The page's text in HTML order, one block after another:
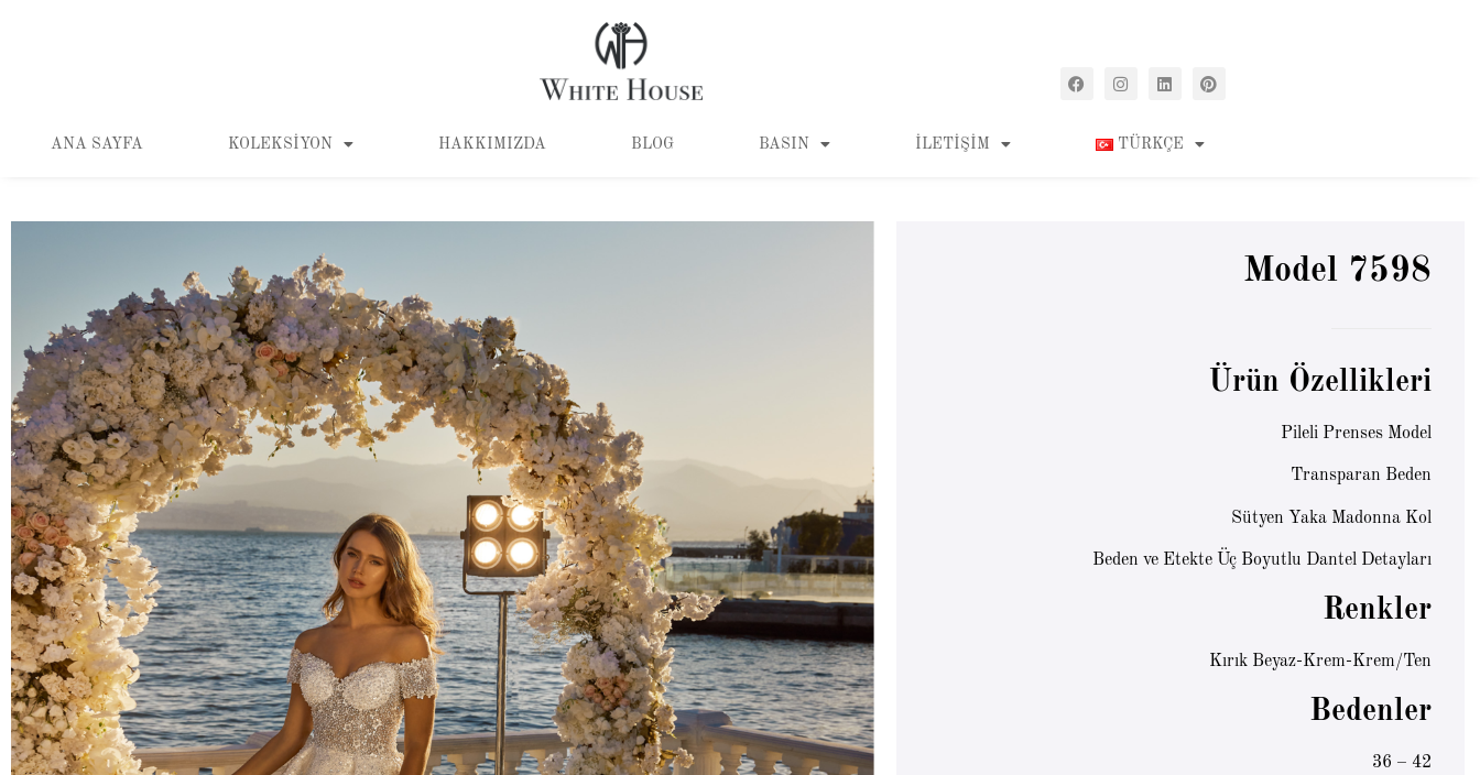
ANA SAYFA KOLEKSIYON HAKKIMIZDA BLOG BASIN İLETIŞIM TÜRKÇE
Model 7598
Ürün Özellikleri
Pileli Prenses Model
Transparan Beden
Sütyen Yaka Madonna Kol
Beden ve Etekte Üç Boyutlu Dantel Detayları
Renkler
Kırık Beyaz-Krem-Krem/Ten
Bedenler
36 – 42